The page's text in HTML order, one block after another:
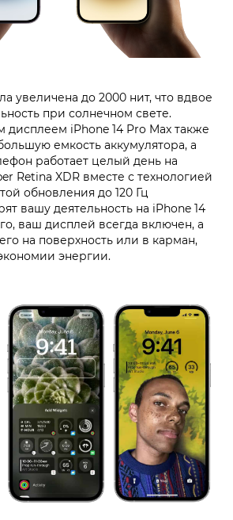
увеличена до 2000 нит, что вдвое
при солнечном свете.
iPhone 14 Pro Max также
емкость аккумулятора, а
работает целый день на
Retina XDR вместе с технологией
обновления до 120 Гц
вашу деятельность на iPhone 14
ваш дисплей всегда включен, а
на поверхность или в карман,
энергии.